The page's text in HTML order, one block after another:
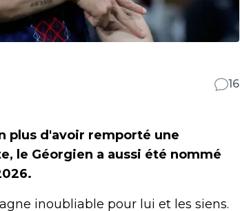
16
plus d'avoir remporté une
le Géorgien a aussi été nommé
inoubliable pour lui et les siens.